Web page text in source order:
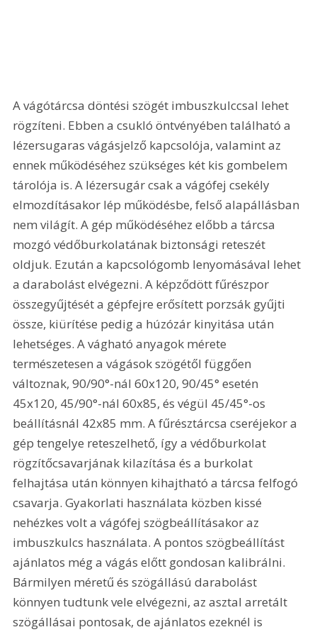
A vágótárcsa döntési szögét imbuszkulccsal lehet
rögzíteni. Ebben a csukló öntvényében található a
lézersugaras vágásjelző kapcsolója, valamint az
ennek működéséhez szükséges két kis gombelem
tárolója is. A lézersugár csak a vágófej csekély
elmozdításakor lép működésbe, felső alapállásban
nem világít. A gép működéséhez előbb a tárcsa
mozgó védőburkolatának biztonsági reteszét
oldjuk. Ezután a kapcsológomb lenyomásával lehet
a darabolást elvégezni. A képződött fűrészpor
összegyűjtését a gépfejre erősített porzsák gyűjti
össze, kiürítése pedig a húzózár kinyitása után
lehetséges. A vágható anyagok mérete
természetesen a vágások szögétől függően
változnak, 90/90°-nál 60x120, 90/45° esetén
45x120, 45/90°-nál 60x85, és végül 45/45°-os
beállításnál 42x85 mm. A fűrésztárcsa cseréjekor a
gép tengelye reteszelhető, így a védőburkolat
rögzítőcsavarjának kilazítása és a burkolat
felhajtása után könnyen kihajtható a tárcsa felfogó
csavarja. Gyakorlati használata közben kissé
nehézkes volt a vágófej szögbeállításakor az
imbuszkulcs használata. A pontos szögbeállítást
ajánlatos még a vágás előtt gondosan kalibrálni.
Bármilyen méretű és szögállású darabolást
könnyen tudtunk vele elvégezni, az asztal arretált
szögállásai pontosak, de ajánlatos ezeknél is